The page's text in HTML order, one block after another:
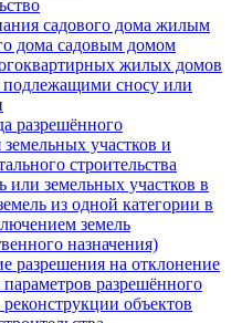
садового дома жилым
дома садовым домом
жилых домов
сносу или
разрешённого
участков и
строительства
или земельных участков в
из одной категории в
земель
назначения)
разрешения на отклонение
разрешённого
реконструкции объектов